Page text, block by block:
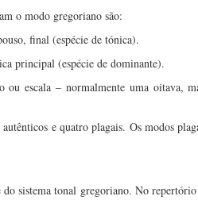
o modo gregoriano são:
final (espécie de tónica).
principal (espécie de dominante).
ou escala – normalmente uma oitava,
e quatro plagais. Os modos
do sistema tonal gregoriano. No